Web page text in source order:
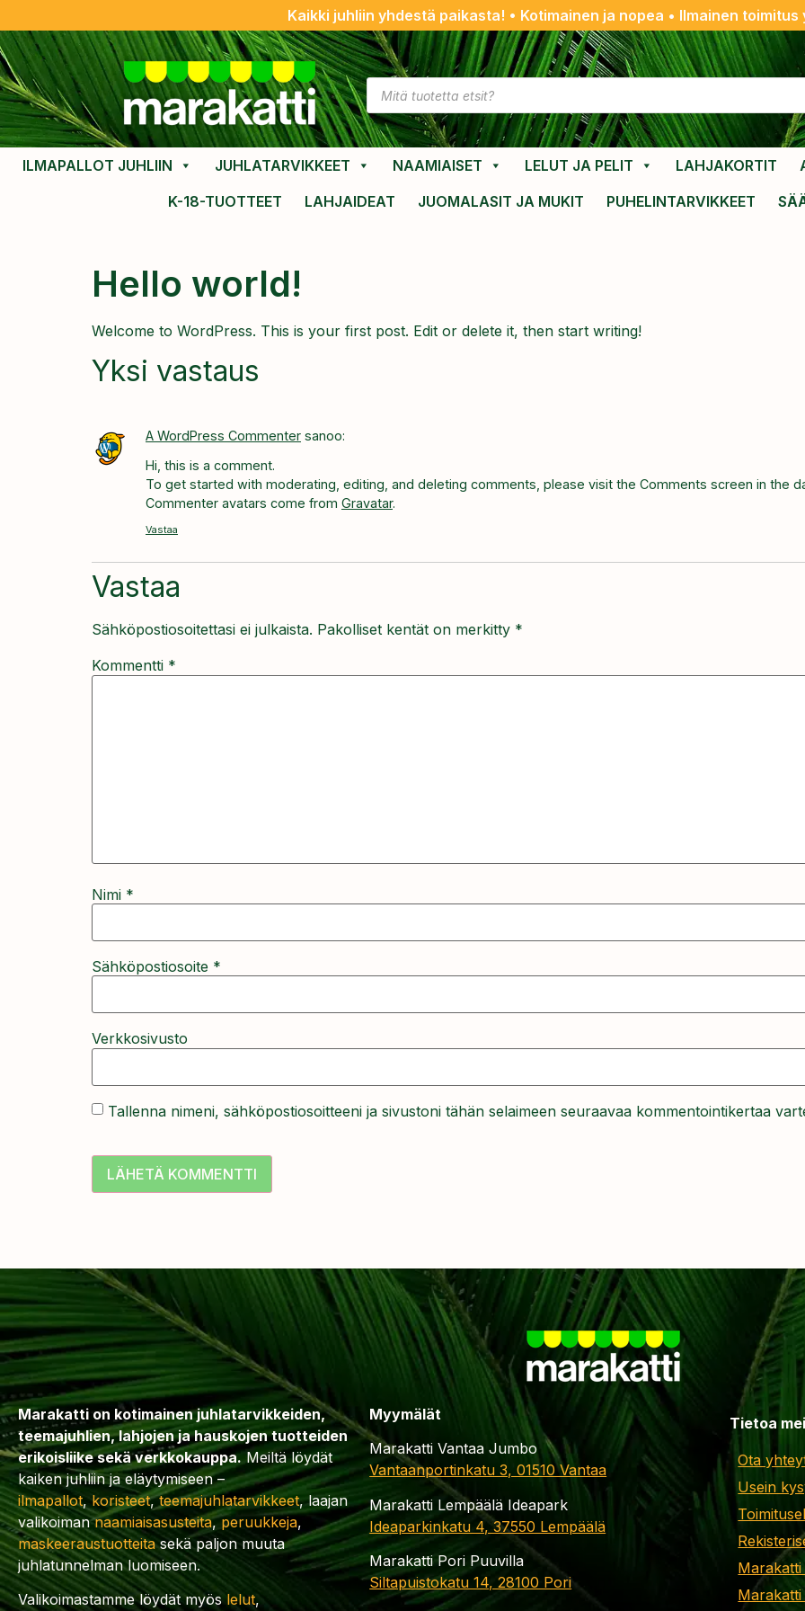
Kaikki juhliin yhdestä paikasta! • Kotimainen ja nopea • Ilmainen
ILMAPALLOT JUHLIIN JUHLATARVIKKEET NAAMIAISET LELUT JA PELIT LAHJAKORTIT
K-18-TUOTTEET
LAHJAIDEAT JUOMALASIT JA MUKIT PUHELINTARVIKKEET
Hello world!
Welcome to WordPress. This is your first post. Edit or delete it, then start writing!
Yksi vastaus
A WordPress Commenter sanoo:
Hi, this is a comment.
To get started with moderating, editing, and deleting comments, please visit the Comments screen in the
Commenter avatars come from Gravatar.
Vastaa
Vastaa
Sähköpostiosoitettasi ei julkaista. Pakolliset kentät on merkitty *
Kommentti *
Nimi *
Sähköpostiosoite *
Verkkosivusto
Tallenna nimeni, sähköpostiosoitteeni ja sivustoni tähän selaimeen seuraavaa kommentointikertaa
Marakatti on kotimainen juhlatarvikkeiden,
teemajuhlien, lahjojen ja hauskojen tuotteiden
erikoisliike sekä verkkokauppa.Meiltä löydät
kaiken juhliin ja eläytymiseen –
ilmapallot,koristeet,teemajuhlatarvikkeet, laajan
valikoimannaamiaisasusteita,peruukkeja,
maskeeraustuotteitasekä paljon muuta
juhlatunnelman luomiseen.
Valikoimastamme löydät myöslelut,
Myymälät
Marakatti Vantaa Jumbo
Vantaanportinkatu 3, 01510 Vantaa
Marakatti Lempäälä Ideapark
Ideaparkinkatu 4, 37550 Lempäälä
Marakatti Pori Puuvilla
Siltapuistokatu 14, 28100 Pori
Tietoa
Ota
Usein